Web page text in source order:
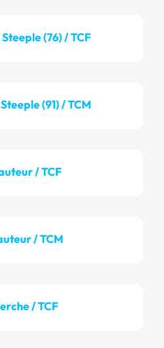
(76) / TCF
(91) / TCM
/ TCF
/ TCM
/ TCF